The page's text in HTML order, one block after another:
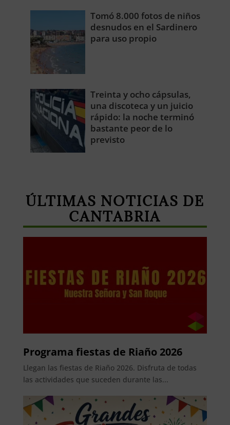
Tomó 8.000 fotos de niños
desnudos en el Sardinero
para uso propio
Treinta y ocho cápsulas,
una discoteca y un juicio
rápido: la noche terminó
bastante peor de lo
previsto
ÚLTIMAS NOTICIAS DE
CANTABRIA
Programa fiestas de Riaño 2026
Llegan las fiestas de Riaño 2026. Disfruta de todas
las actividades que suceden durante las...